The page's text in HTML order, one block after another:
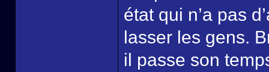
état qui n’a pas
lasser les gens.
il passe son